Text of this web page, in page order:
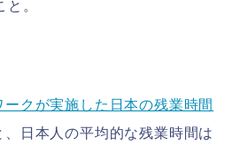
と。
クが実施した日本の残業時間
、日本人の平均的な残業時間は